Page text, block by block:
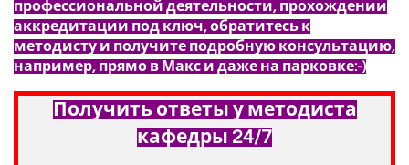
профессиональной деятельности, прохождении
аккредитации под ключ, обратитесь к
методисту и получите подробную консультацию,
например, прямо в Макс и даже на парковке:-)
Получить ответы у методиста
кафедры 24/7